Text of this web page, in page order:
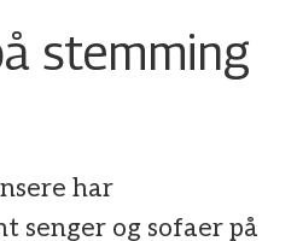
stemming
har
senger og sofaer på